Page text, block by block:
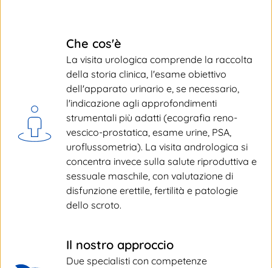
Che cos'è
La visita urologica comprende la raccolta
della storia clinica, l'esame obiettivo
dell'apparato urinario e, se necessario,
l'indicazione agli approfondimenti
strumentali più adatti (ecografia reno-
vescico-prostatica, esame urine, PSA,
uroflussometria). La visita andrologica si
concentra invece sulla salute riproduttiva e
sessuale maschile, con valutazione di
disfunzione erettile, fertilità e patologie
dello scroto.
Il nostro approccio
Due specialisti con competenze